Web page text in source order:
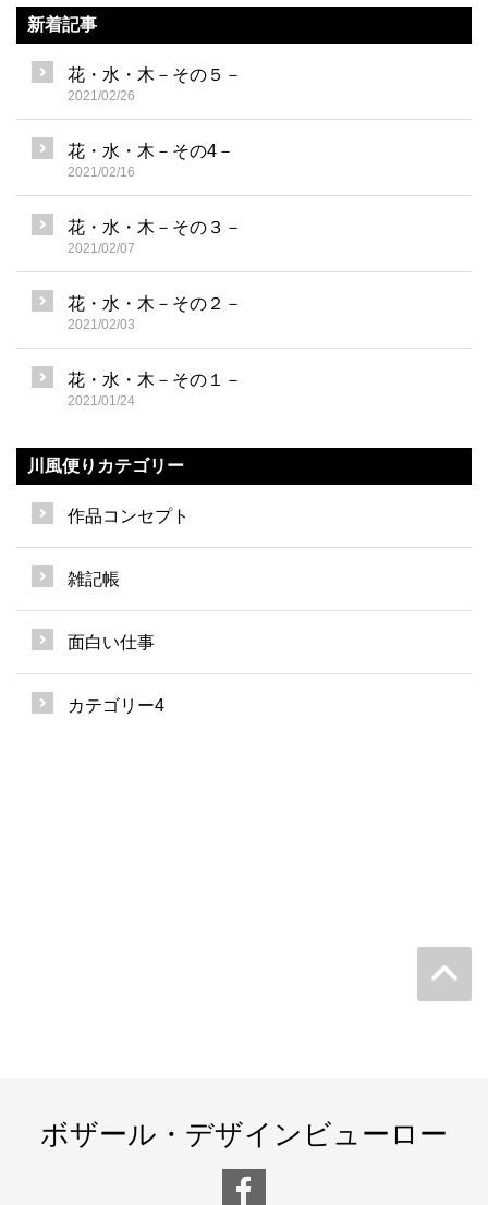
新着記事
花・水・木－その５－
2021/02/26
花・水・木－その4－
2021/02/16
花・水・木－その３－
2021/02/07
花・水・木－その２－
2021/02/03
花・水・木－その１－
2021/01/24
川風便りカテゴリー
作品コンセプト
雑記帳
面白い仕事
カテゴリー4
ボザール・デザインビューロー